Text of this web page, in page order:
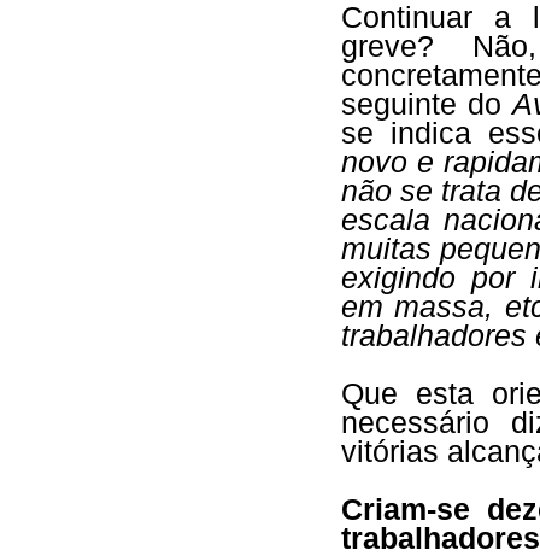
Continuar a
greve?
seguinte do
se indica
novo e
não se trata
escala
muitas
exigindo por
em massa,
trabalhadores
Que esta
necessário
vitórias
Criam-se